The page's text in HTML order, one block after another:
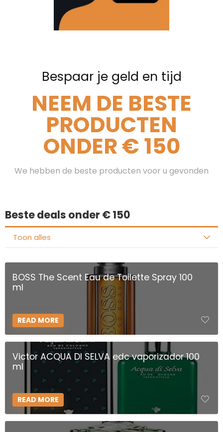
Bespaar je geld en tijd
NEEM DE BESTE
PRODUCTEN
ONDER € 150
We hebben de beste producten voor u gevonden
Beste deals onder € 150
Toon alles
BOSS The Scent Eau de Toilette Spray 100
ml
READ MORE
Victor ACQUA DI SELVA edc vaporizador 100
ml
READ MORE